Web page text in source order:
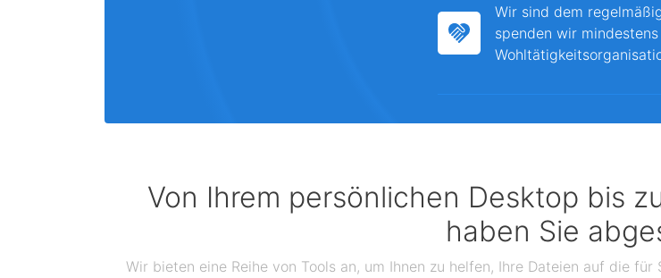
Wir sind dem
spenden wir
Von Ihrem persönlichen Desktop bis
haben Sie
Wir bieten eine Reihe von Tools an, um Ihnen zu helfen, Ihre Dateien auf die